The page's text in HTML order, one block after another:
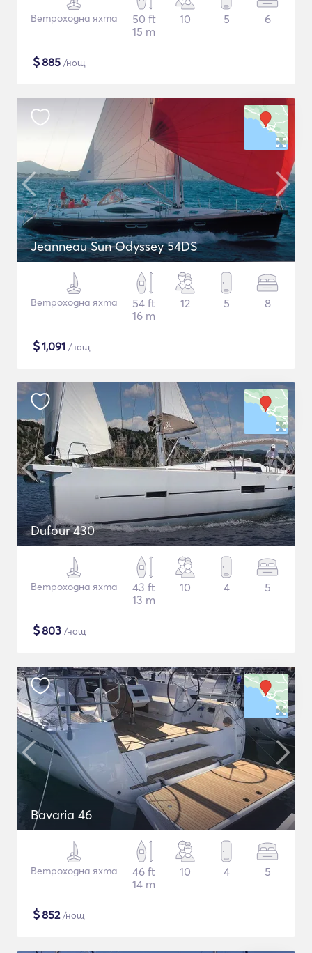
Ветроходна яхта
50 ft
15 m
10 5 6
$885 /нощ
Jeanneau Sun Odyssey 54DS
Ветроходна яхта
54 ft
16 m
12 5 8
$1,091 /нощ
Dufour 430
Ветроходна яхта
43 ft
13 m
10 4 5
$803 /нощ
Bavaria 46
Ветроходна яхта
46 ft
14 m
10 4 5
$852/нощ